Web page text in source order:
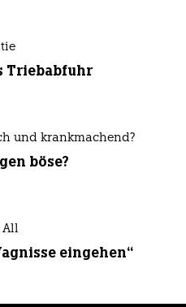
Triebabfuhr
und krankmachend?
böse?
All
eingehen“